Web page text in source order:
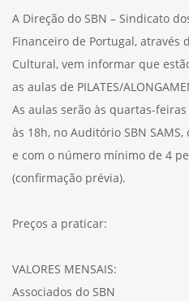
A Direção do SBN – Sindicato
Financeiro de Portugal, através
Cultural, vem informar que
as aulas de PILATES/
As aulas serão às quartas-
às 18h, no Auditório SBN
e com o número mínimo de 4
(confirmação prévia).
Preços a praticar:
VALORES MENSAIS:
Associados do SBN